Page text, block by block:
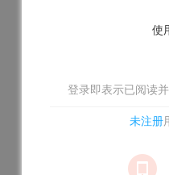
使
登录即表示已阅读
未注册